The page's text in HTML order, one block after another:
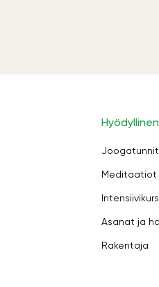
Hyödyllinen
Joogatunnit
Meditaatiot
Asanat ja
Rakentaja